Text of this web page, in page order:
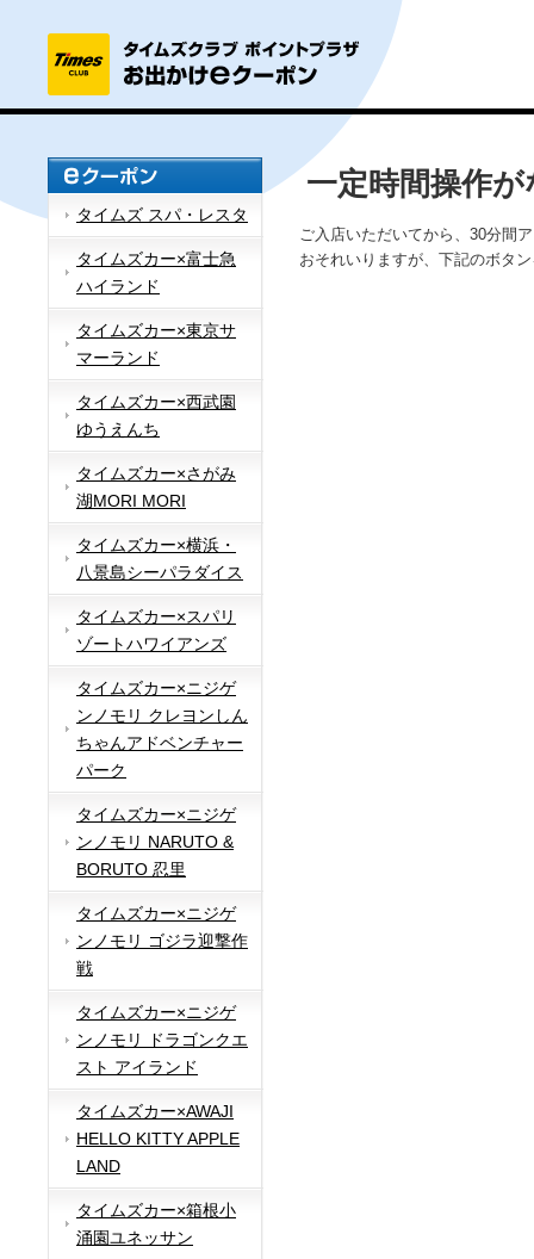
タイムズ スパ・レスタ
タイムズカー×富士急
ハイランド
タイムズカー×東京サ
マーランド
タイムズカー×西武園
ゆうえんち
タイムズカー×さがみ
湖MORI MORI
タイムズカー×横浜・
八景島シーパラダイス
タイムズカー×スパリ
ゾートハワイアンズ
タイムズカー×ニジゲ
ンノモリ クレヨンしん
ちゃんアドベンチャー
パーク
タイムズカー×ニジゲ
ンノモリ NARUTO &
BORUTO 忍里
タイムズカー×ニジゲ
ンノモリ ゴジラ迎撃作
戦
タイムズカー×ニジゲ
ンノモリ ドラゴンクエ
スト アイランド
タイムズカー×AWAJI
HELLO KITTY APPLE
LAND
タイムズカー×箱根小
涌園ユネッサン
一定時間操作
ご入店いただいてから、30分間
おそれいりますが、下記のボタ